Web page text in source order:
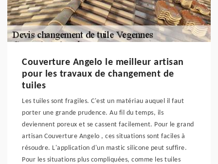
Couverture Angelo le meilleur artisan
pour les travaux de changement de
tuiles
Les tuiles sont fragiles. C'est un matériau auquel il faut
porter une grande prudence. Au fil du temps, ils
deviennent poreux et se cassent facilement. Pour le grand
artisan Couverture Angelo , ces situations sont faciles à
résoudre. L'application d'un mastic silicone peut suffire.
Pour les situations plus compliquées, comme les tuiles